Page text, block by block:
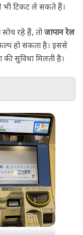
भी टिकट ले सकते हैं।
रहे हैं, तोजापान रेल
हो सकता है। इससे
सुविधा मिलती है।